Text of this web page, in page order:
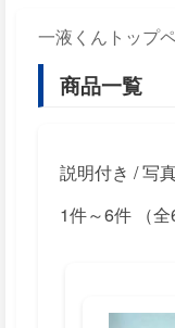
一液くんトップ
商品一覧
説明付き / 写
1件～6件 （全